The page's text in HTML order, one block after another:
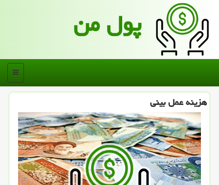
پول من
منو
هزینه عمل بینی